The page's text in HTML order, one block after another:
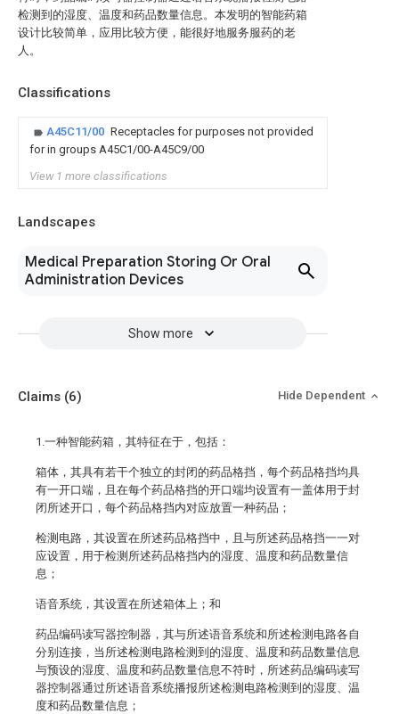
检测到的湿度、温度和药品数量信息。本发明的智能药箱
设计比较简单，应用比较方便，能很好地服务服药的老
人。
Classifications
A45C11/00 Receptacles for purposes not provided
for in groups A45C1/00-A45C9/00
View 1 more classifications
Landscapes
Medical Preparation Storing Or Oral
Administration Devices
Show more
Claims (6) Hide Dependent
1.一种智能药箱，其特征在于，包括：
箱体，其具有若干个独立的封闭的药品格挡，每个药品格挡均具
有一开口端，且在每个药品格挡的开口端均设置有一盖体用于封
闭所述开口，每个药品格挡内对应放置一种药品；
检测电路，其设置在所述药品格挡中，且与所述药品格挡一一对
应设置，用于检测所述药品格挡内的湿度、温度和药品数量信
息；
语音系统，其设置在所述箱体上；和
药品编码读写器控制器，其与所述语音系统和所述检测电路各自
分别连接，当所述检测电路检测到的湿度、温度和药品数量信息
与预设的湿度、温度和药品数量信息不符时，所述药品编码读写
器控制器通过所述语音系统播报所述检测电路检测到的湿度、温
度和药品数量信息；